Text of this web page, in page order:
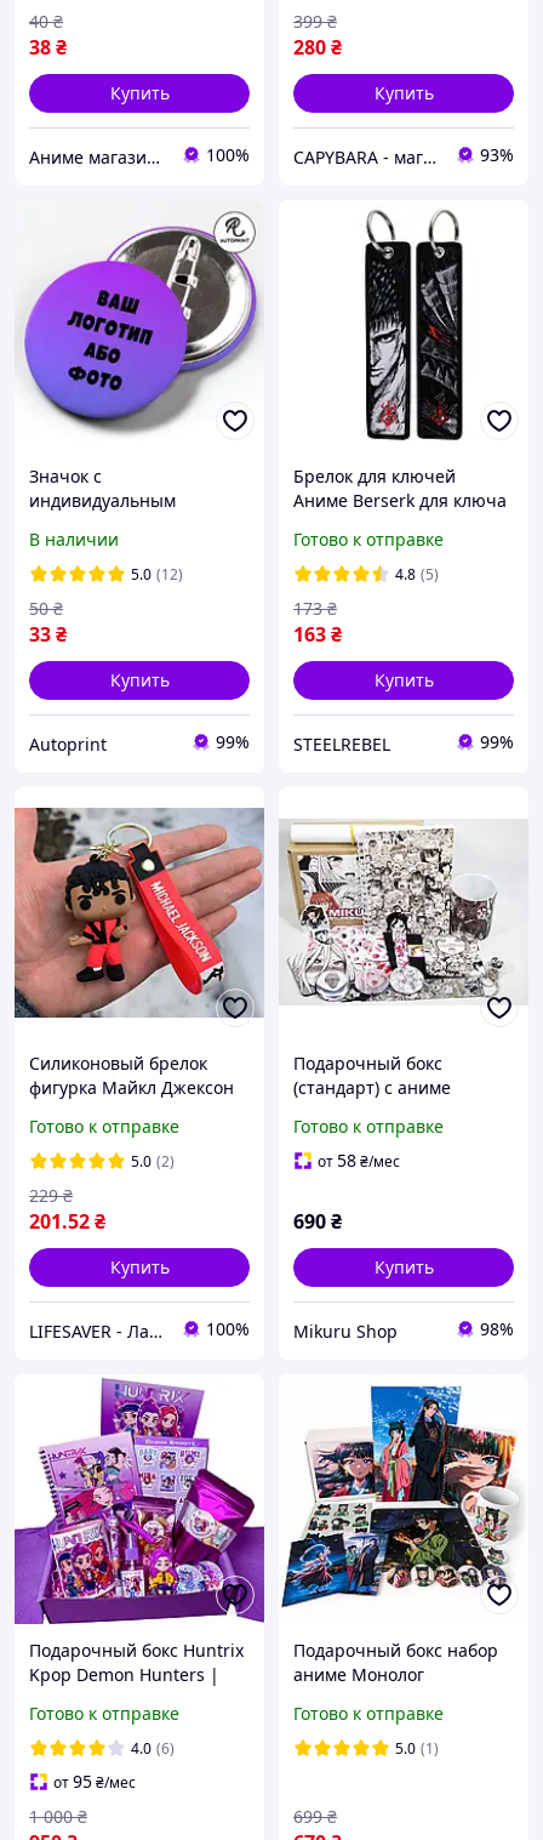
38₴
40 ₴
Купить
Аниме магазин Anikoneko 100%
280₴
399 ₴
Купить
CAPYBARA - магазин подарков 93%
Значок с
индивидуальным
В наличии
5.0 (12)
33₴
50 ₴
Купить
Autoprint 99%
Брелок для ключей
Аниме Berserk для ключа
Готово к отправке
4.8 (5)
163₴
173 ₴
Купить
STEELREBEL 99%
Силиконовый брелок
фигурка Майкл Джексон
рюкзак для ключей
Готово к отправке
5.0 (2)
201.52₴
229 ₴
Купить
LIFESAVER - ЛайфСейвер 100%
Подарочный бокс
(стандарт) с аниме
Готово к отправке
от58₴/мес
690₴
Купить
Mikuru Shop 98%
Подарочный бокс Huntrix
Kpop Demon Hunters |
Готово к отправке
4.0 (6)
от95₴/мес
1 000 ₴
Подарочный бокс набор
аниме Монолог
Hitorigoto)
Готово к отправке
5.0 (1)
699 ₴